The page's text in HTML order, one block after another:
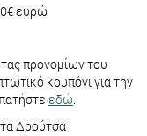
ευρώ
προνομίων του
κουπόνι για την
εδώ.
Δρούτσα